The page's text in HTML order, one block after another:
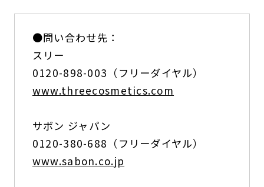
●問い合わせ先：
スリー
0120-898-003（フリーダイヤル）
www.threecosmetics.com
サボン ジャパン
0120-380-688（フリーダイヤル）
www.sabon.co.jp